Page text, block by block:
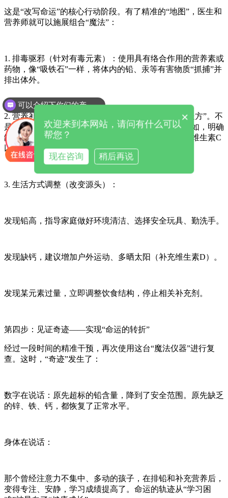
这是“改写命运”的核心行动阶段。有了精准的“地图”，医生和
营养师就可以施展组合“魔法”：
1. 排毒驱邪（针对有毒元素）：使用具有络合作用的营养素或
药物，像“吸铁石”一样，将体内的铅、汞等有害物质“抓捕”并
排出体外。
2. 营养补充（针对缺乏元素）：开具个性化的“营养处方”。不
是盲目地补钙、补锌，而是精准地补、科学地补。比如，明确
缺锌，就精准补充锌制剂；缺铁，就补充铁剂并配合维生素C
以促进吸收。
3. 生活方式调整（改变源头）：
发现铅高，指导家庭做好环境清洁、选择安全玩具、勤洗手。
发现缺钙，建议增加户外运动、多晒太阳（补充维生素D）。
发现某元素过量，立即调整饮食结构，停止相关补充剂。
第四步：见证奇迹——实现“命运的转折”
经过一段时间的精准干预，再次使用这台“魔法仪器”进行复
查。这时，“奇迹”发生了：
数字在说话：原先超标的铅含量，降到了安全范围。原先缺乏
的锌、铁、钙，都恢复了正常水平。
身体在说话：
那个曾经注意力不集中、多动的孩子，在排铅和补充营养后，
变得专注、安静，学习成绩提高了。命运的轨迹从“学习困
可以介绍下你们的产品么
×
欢迎来到本网站，请问有什么可以
帮您？
现在咨询 稍后再说